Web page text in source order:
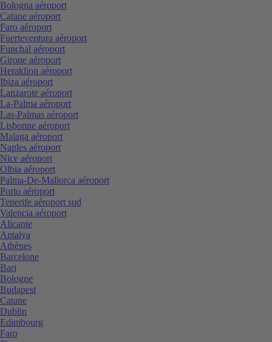
Bologna aéroport
Catane aéroport
Faro aéroport
Fuerteventura aéroport
Funchal aéroport
Girone aéroport
Heraklion aéroport
Ibiza aéroport
Lanzarote aéroport
La-Palma aéroport
Las-Palmas aéroport
Lisbonne aéroport
Malaga aéroport
Naples aéroport
Nice aéroport
Olbia aéroport
Palma-De-Mallorca aéroport
Porto aéroport
Tenerife aéroport sud
Valencia aéroport
Alicante
Antalya
Athènes
Barcelone
Bari
Bologne
Budapest
Catane
Dublin
Edimbourg
Faro